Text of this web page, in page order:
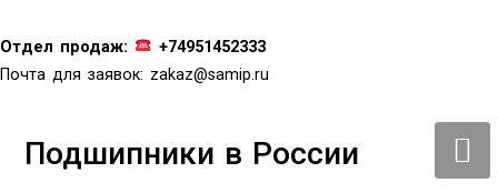
к
содержимому
Отдел продаж:
+74951452333
Почта для заявок: zakaz@samip.ru
Подшипники в России